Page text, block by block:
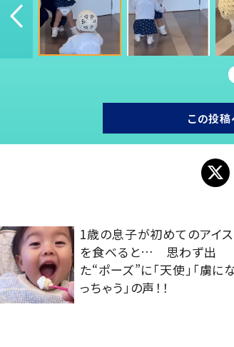
この投稿
1歳の息子が初めてのアイス
を食べると… 思わず出
た“ポーズ”に「天使」「虜に
っちゃう」の声！！